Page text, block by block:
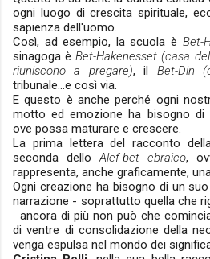
ogni luogo di crescita spirituale,
sapienza dell'uomo.
Così, ad esempio, la scuola è Bet-
sinagoga èBet-Hakenesset (casa
riuniscono a pregare), il Bet-Din
tribunale...e così via.
E questo è anche perché ogni
motto ed emozione ha bisogno di
ove possa maturare e crescere.
La prima lettera del racconto
seconda delloAlef-bet ebraico,
rappresenta, anche graficamente,
Ogni creazione ha bisogno di un
narrazione - soprattutto quella che
- ancora di più non può che
di ventre di consolidazione della
venga espulsa nel mondo dei